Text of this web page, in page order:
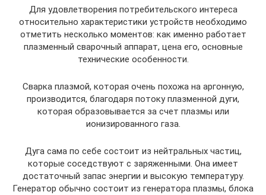
Для удовлетворения потребительского интереса
относительно характеристики устройств необходимо
отметить несколько моментов: как именно работает
плазменный сварочный аппарат, цена его, основные
технические особенности.
Сварка плазмой, которая очень похожа на аргонную,
производится, благодаря потоку плазменной дуги,
которая образовывается за счет плазмы или
ионизированного газа.
Дуга сама по себе состоит из нейтральных частиц,
которые соседствуют с заряженными. Она имеет
достаточный запас энергии и высокую температуру.
Генератор обычно состоит из генератора плазмы, блока